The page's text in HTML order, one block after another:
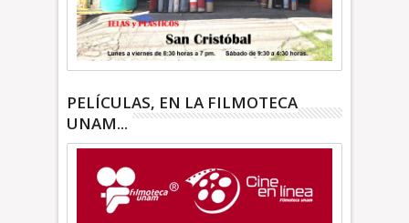
PELÍCULAS, EN LA FILMOTECA
UNAM...